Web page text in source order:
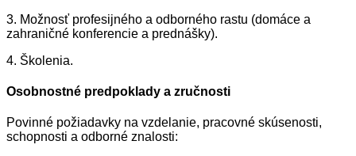
3. Možnosť profesijného a odborného rastu (domáce a
zahraničné konferencie a prednášky).
4. Školenia.
Osobnostné predpoklady a zručnosti
Povinné požiadavky na vzdelanie, pracovné skúsenosti,
schopnosti a odborné znalosti: